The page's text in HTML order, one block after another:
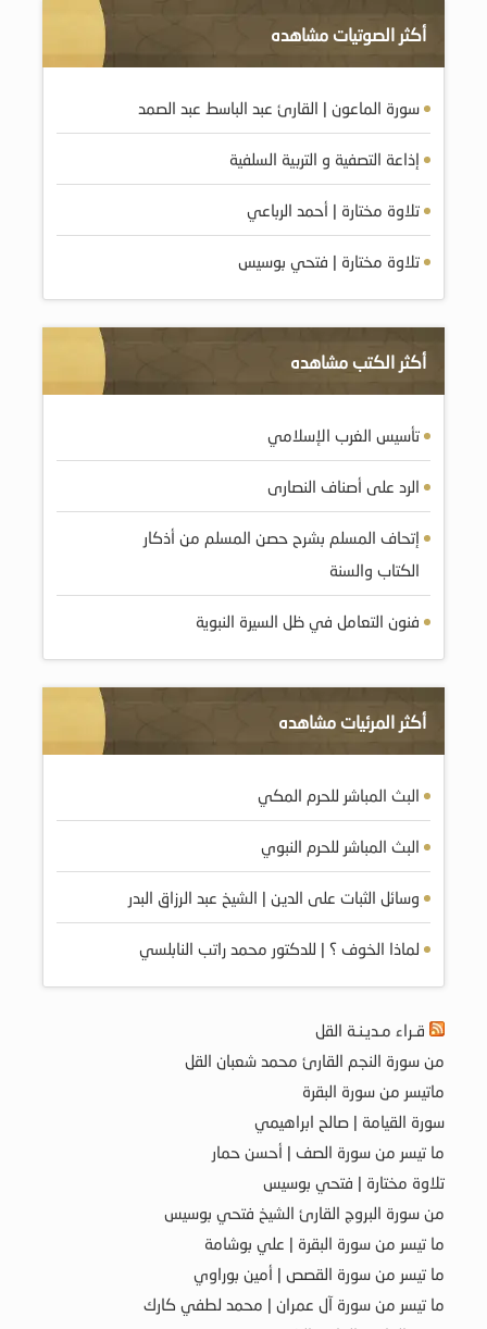
أكثر الصوتيات مشاهده
سورة الماعون | القارئ عبد الباسط عبد الصمد
إذاعة التصفية و التربية السلفية
تلاوة مختارة | أحمد الرباعي
تلاوة مختارة | فتحي بوسيس
أكثر الكتب مشاهده
تأسيس الغرب الإسلامي
الرد على أصناف النصارى
إتحاف المسلم بشرح حصن المسلم من أذكار
الكتاب والسنة
فنون التعامل في ظل السيرة النبوية
أكثر المرئيات مشاهده
البث المباشر للحرم المكي
البث المباشر للحرم النبوي
وسائل الثبات على الدين | الشيخ عبد الرزاق البدر
لماذا الخوف ؟ | للدكتور محمد راتب النابلسي
قـراء مـديـنـة القل
من سورة النجم القارئ محمد شعبان القل
ماتيسر من سورة البقرة
سورة القيامة | صالح ابراهيمي
ما تيسر من سورة الصف | أحسن حمار
تلاوة مختارة | فتحي بوسيس
من سورة البروج القارئ الشيخ فتحي بوسيس
ما تيسر من سورة البقرة | علي بوشامة
ما تيسر من سورة القصص | أمين بوراوي
ما تيسر من سورة آل عمران | محمد لطفي كارك